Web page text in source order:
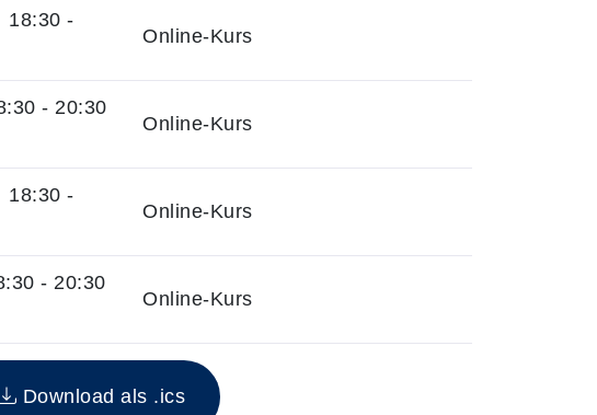
Kurs
18:30 -
Online-Kurs
- 20:30
Online-Kurs
18:30 -
Online-Kurs
- 20:30
Online-Kurs
Download als .ics